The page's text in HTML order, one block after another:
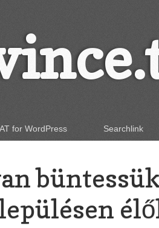
for WordPress Searchlink